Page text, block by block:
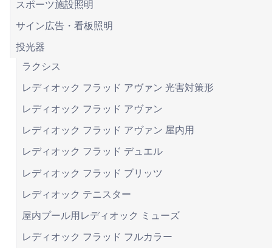
スポーツ施設照明
サイン広告・看板照明
投光器
ラクシス
レディオック フラッド アヴァン 光害対策形
レディオック フラッド アヴァン
レディオック フラッド アヴァン 屋内用
レディオック フラッド デュエル
レディオック フラッド ブリッツ
レディオック テニスター
屋内プール用レディオック ミューズ
レディオック フラッド フルカラー